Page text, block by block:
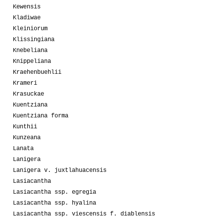
Kewensis
Kladiwae
Kleiniorum
Klissingiana
Knebeliana
Knippeliana
Kraehenbuehlii
Krameri
Krasuckae
Kuentziana
Kuentziana forma
Kunthii
Kunzeana
Lanata
Lanigera
Lanigera v. juxtlahuacensis
Lasiacantha
Lasiacantha ssp. egregia
Lasiacantha ssp. hyalina
Lasiacantha ssp. viescensis f. diablensis